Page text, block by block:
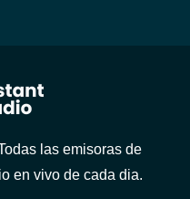
las emisoras de
en vivo de cada dia.